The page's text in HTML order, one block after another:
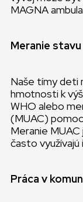
MAGNA
Meranie
Naše tímy deti
hmotnosti k
WHO alebo
(MUAC)
Meranie
často využívajú
Práca v